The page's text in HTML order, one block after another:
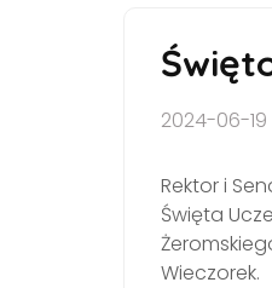
2024-06-19
Rektor i
Święta
Wieczorek.